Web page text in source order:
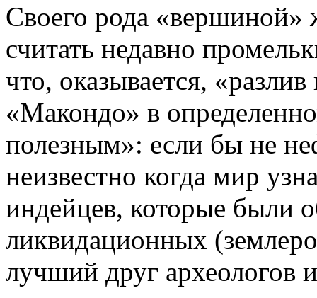
Своего рода «вершиной»
считать недавно
что, оказывается,
«Макондо» в
полезным»: если бы не
неизвестно когда мир
индейцев, которые были
ликвидационных
лучший друг